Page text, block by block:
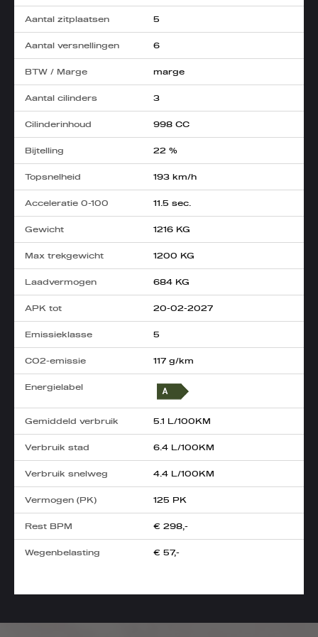
Aantal zitplaatsen 5
Aantal versnellingen 6
BTW / Marge marge
Aantal cilinders 3
Cilinderinhoud 998 CC
Bijtelling 22 %
Topsnelheid 193 km/h
Acceleratie 0-100 11.5 sec.
Gewicht 1216 KG
Max trekgewicht 1200 KG
Laadvermogen 684 KG
APK tot 20-02-2027
Emissieklasse 5
CO2-emissie 117 g/km
Energielabel
Gemiddeld verbruik 5.1 L/100KM
Verbruik stad 6.4 L/100KM
Verbruik snelweg 4.4 L/100KM
Vermogen (PK) 125 PK
Rest BPM € 298,-
Wegenbelasting € 57,-